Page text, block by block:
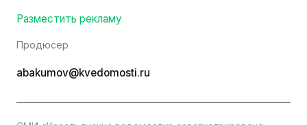
Разместить рекламу
Продюсер
abakumov@kvedomosti.ru